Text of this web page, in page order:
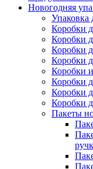
Новогодняя
Упаковка
Коробки
Коробки
Коробки
Коробки
Коробки
Коробки
Коробки
Коробки
Пакеты